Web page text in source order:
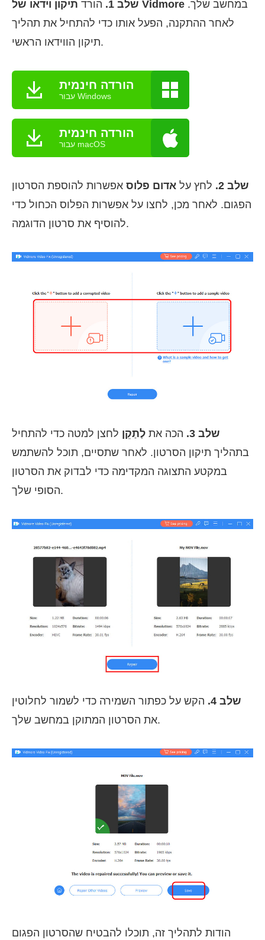
שלב 1. הורד תיקון וידאו של Vidmore
לאחר ההתקנה, הפעל אותו כדי להתחיל את תהליך
תיקון הווידאו הראשי.
הורדה חינמית
עבור Windows
הורדה חינמית
עבור macOS
שלב 2. לחץ על אדום פלוס אפשרות להוספת הסרטון
הפגום. לאחר מכן, לחצו על אפשרות הפלוס הכחול כדי
להוסיף את סרטון הדוגמה.
שלב 3. הכה את לְתַקֵן לחצן למטה כדי להתחיל
בתהליך תיקון הסרטון. לאחר שתסיים, תוכל להשתמש
במקטע התצוגה המקדימה כדי לבדוק את הסרטון
הסופי שלך.
שלב 4.
הקש על כפתור השמירה כדי לשמור לחלוטין
את הסרטון המתוקן במחשב שלך.
הודות לתהליך זה, תוכלו להבטיח שהסרטון הפגום